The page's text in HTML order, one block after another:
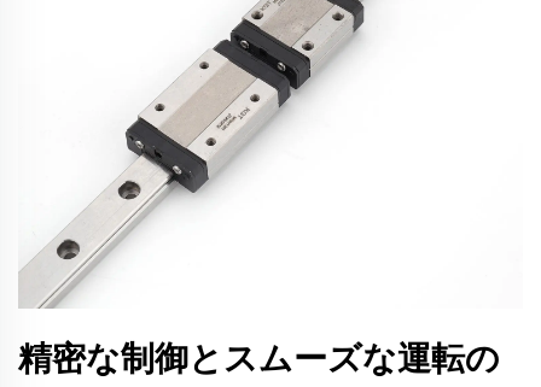
精密な制御とスムーズな運転の